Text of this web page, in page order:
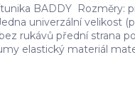
BADDY Rozměry:
univerzální velikost
rukávů přední strana
elastický materiál